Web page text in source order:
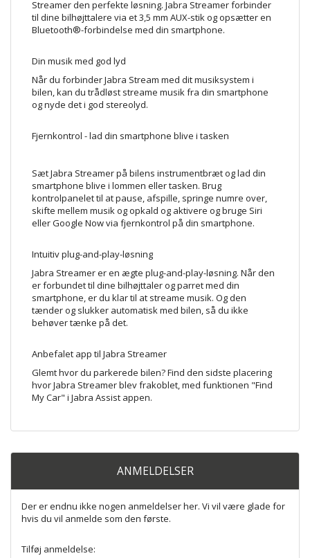
Streamer den perfekte løsning. Jabra Streamer forbinder
til dine bilhøjttalere via et 3,5 mm AUX-stik og opsætter en
Bluetooth®-forbindelse med din smartphone.
Din musik med god lyd
Når du forbinder Jabra Stream med dit musiksystem i
bilen, kan du trådløst streame musik fra din smartphone
og nyde det i god stereolyd.
Fjernkontrol - lad din smartphone blive i tasken
Sæt Jabra Streamer på bilens instrumentbræt og lad din
smartphone blive i lommen eller tasken. Brug
kontrolpanelet til at pause, afspille, springe numre over,
skifte mellem musik og opkald og aktivere og bruge Siri
eller Google Now via fjernkontrol på din smartphone.
Intuitiv plug-and-play-løsning
Jabra Streamer er en ægte plug-and-play-løsning. Når den
er forbundet til dine bilhøjttaler og parret med din
smartphone, er du klar til at streame musik. Og den
tænder og slukker automatisk med bilen, så du ikke
behøver tænke på det.
Anbefalet app til Jabra Streamer
Glemt hvor du parkerede bilen? Find den sidste placering
hvor Jabra Streamer blev frakoblet, med funktionen "Find
My Car" i Jabra Assist appen.
ANMELDELSER
Der er endnu ikke nogen anmeldelser her. Vi vil være glade for
hvis du vil anmelde som den første.
Tilføj anmeldelse: